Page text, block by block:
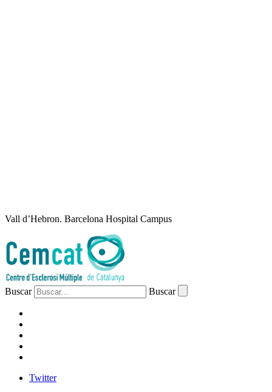
Vall d’Hebron. Barcelona Hospital Campus
Buscar Buscar
Twitter